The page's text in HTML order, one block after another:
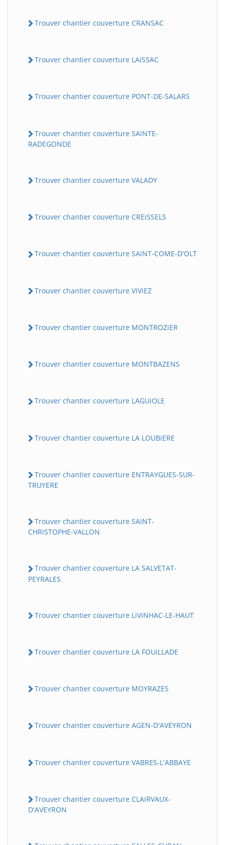
Trouver chantier couverture CRANSAC
Trouver chantier couverture LAiSSAC
Trouver chantier couverture PONT-DE-SALARS
Trouver chantier couverture SAiNTE-
RADEGONDE
Trouver chantier couverture VALADY
Trouver chantier couverture CREiSSELS
Trouver chantier couverture SAiNT-COME-D'OLT
Trouver chantier couverture ViViEZ
Trouver chantier couverture MONTROZiER
Trouver chantier couverture MONTBAZENS
Trouver chantier couverture LAGUiOLE
Trouver chantier couverture LA LOUBiERE
Trouver chantier couverture ENTRAYGUES-SUR-
TRUYERE
Trouver chantier couverture SAiNT-
CHRiSTOPHE-VALLON
Trouver chantier couverture LA SALVETAT-
PEYRALES
Trouver chantier couverture LiViNHAC-LE-HAUT
Trouver chantier couverture LA FOUiLLADE
Trouver chantier couverture MOYRAZES
Trouver chantier couverture AGEN-D'AVEYRON
Trouver chantier couverture VABRES-L'ABBAYE
Trouver chantier couverture CLAiRVAUX-
D'AVEYRON